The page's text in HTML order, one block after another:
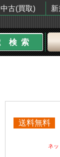
中古(買取)
送料無料
ネッ